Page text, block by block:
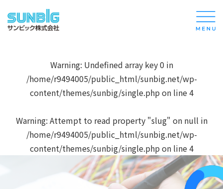
Warning: Undefined array key 0 in
/home/r9494005/public_html/sunbig.net/wp-
content/themes/sunbig/single.phpon line4
Warning: Attempt to read property "slug" on null in
/home/r9494005/public_html/sunbig.net/wp-
content/themes/sunbig/single.phpon line4